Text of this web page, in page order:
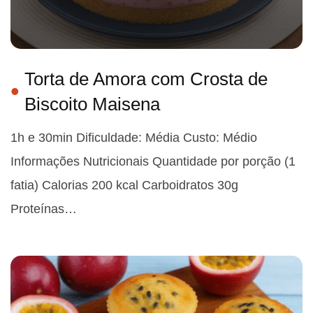
Torta de Amora com Crosta de
Biscoito Maisena
1h e 30min Dificuldade: Média Custo: Médio
Informações Nutricionais Quantidade por porção (1
fatia) Calorias 200 kcal Carboidratos 30g
Proteínas…